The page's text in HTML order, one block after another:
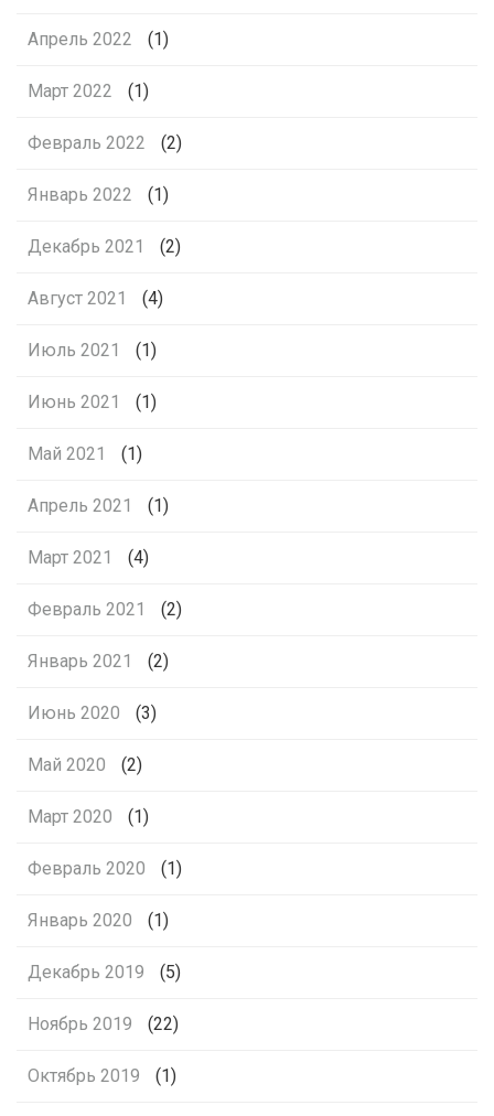
Апрель 2022 (1)
Март 2022 (1)
Февраль 2022 (2)
Январь 2022 (1)
Декабрь 2021 (2)
Август 2021 (4)
Июль 2021 (1)
Июнь 2021 (1)
Май 2021 (1)
Апрель 2021 (1)
Март 2021 (4)
Февраль 2021 (2)
Январь 2021 (2)
Июнь 2020 (3)
Май 2020 (2)
Март 2020 (1)
Февраль 2020 (1)
Январь 2020 (1)
Декабрь 2019 (5)
Ноябрь 2019 (22)
Октябрь 2019 (1)